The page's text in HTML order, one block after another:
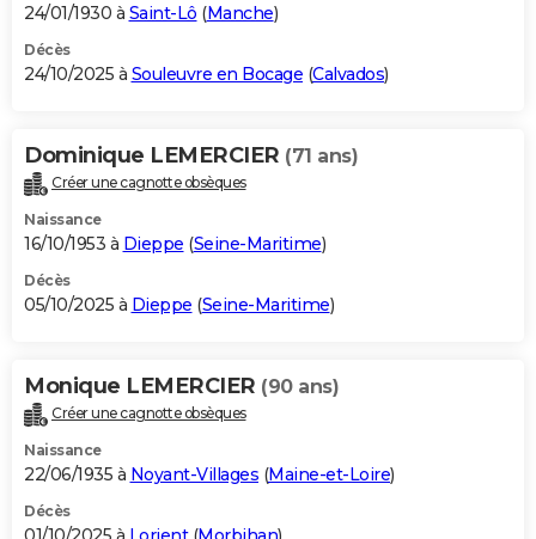
24/01/1930 à Saint-Lô (Manche)
Décès
24/10/2025 à Souleuvre en Bocage (Calvados)
Dominique LEMERCIER (71 ans)
Créer une cagnotte obsèques
Naissance
16/10/1953 à Dieppe (Seine-Maritime)
Décès
05/10/2025 à Dieppe (Seine-Maritime)
Monique LEMERCIER (90 ans)
Créer une cagnotte obsèques
Naissance
22/06/1935 à Noyant-Villages (Maine-et-Loire)
Décès